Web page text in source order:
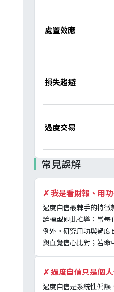
處置效應
損失趨避
過度交易
常見誤解
✗ 我是看財報、用
過度自信最棘手的特徵
論模型即此推導：當每
例外。研究用功與過度
與直覺信心比對；若命
✗ 過度自信只是個
過度自信是系統性偏誤